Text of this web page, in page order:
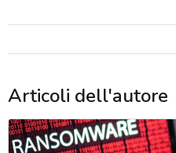
Articoli dell'autore